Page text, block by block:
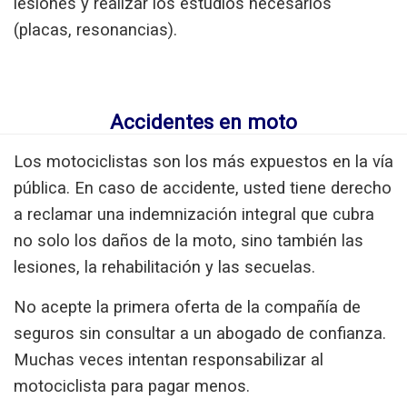
(placas, resonancias).
Accidentes en moto
Los motociclistas son los más expuestos en la vía
pública. En caso de accidente, usted tiene derecho
a reclamar una indemnización integral que cubra
no solo los daños de la moto, sino también las
lesiones, la rehabilitación y las secuelas.
No acepte la primera oferta de la compañía de
seguros sin consultar a un abogado de confianza.
Muchas veces intentan responsabilizar al
motociclista para pagar menos.